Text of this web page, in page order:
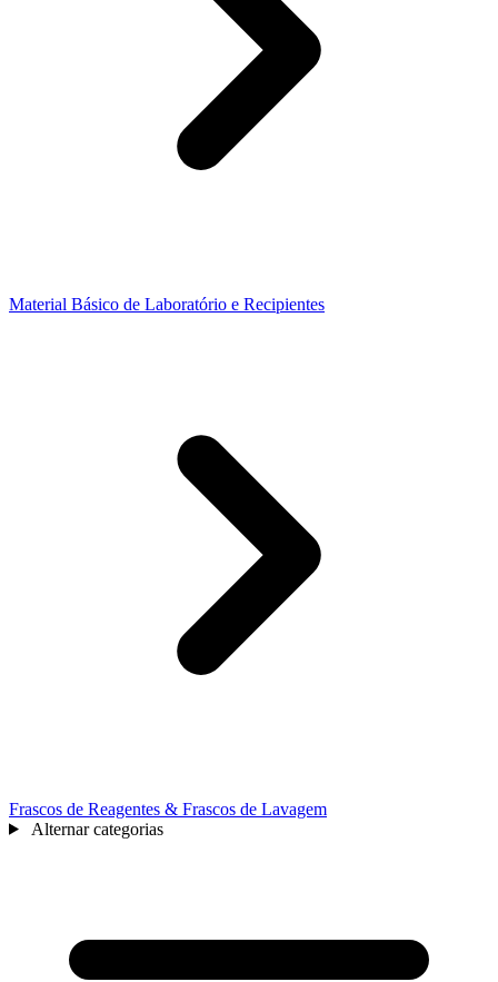
Material Básico de Laboratório e Recipientes
Frascos de Reagentes & Frascos de Lavagem
Alternar categorias